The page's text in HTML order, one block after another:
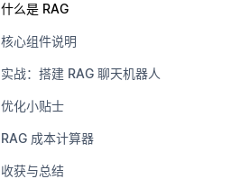
什么是 RAG
核心组件说明
实战：搭建 RAG 聊天机器人
优化小贴士
RAG 成本计算器
收获与总结